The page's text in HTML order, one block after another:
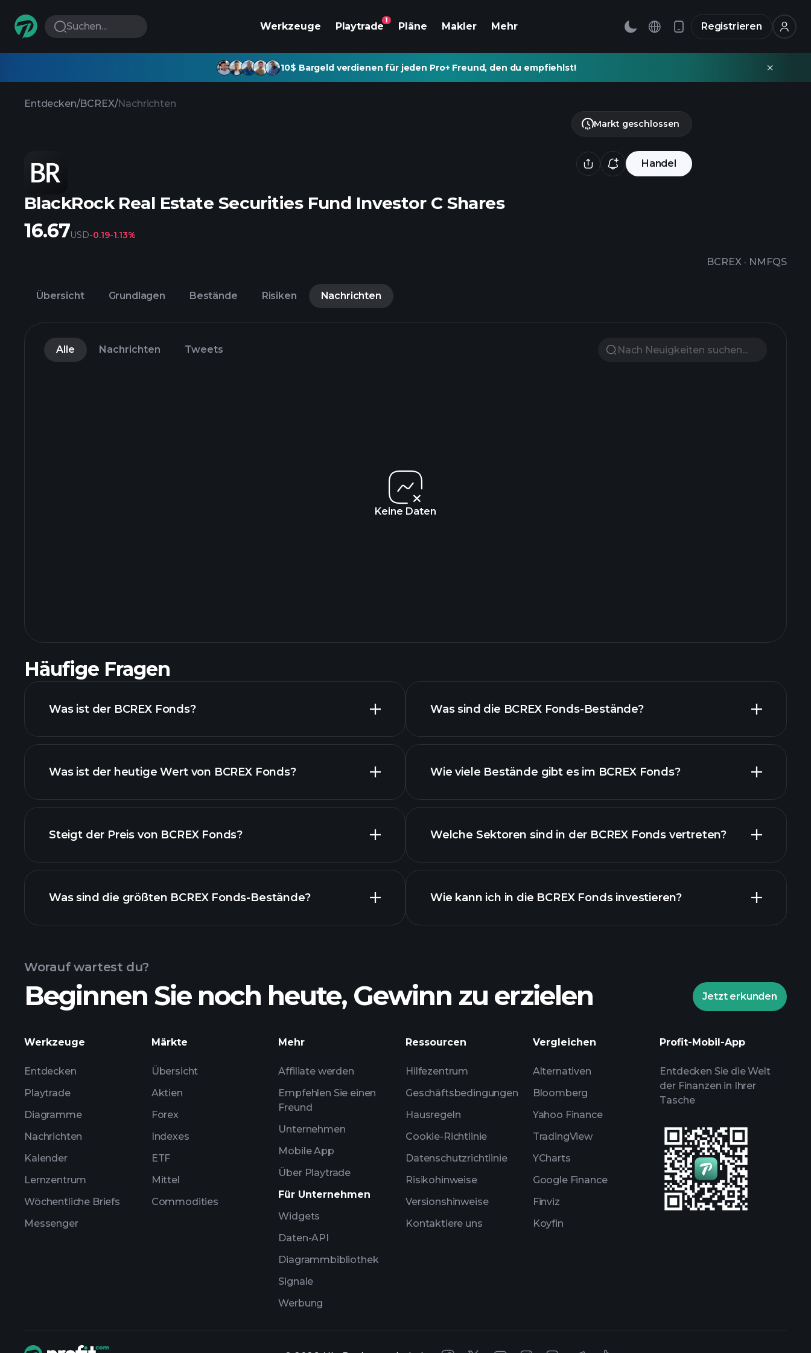
Suchen... Werkzeuge Playtrade
1
Pläne Makler Mehr Registrieren
10$ Bargeld verdienen für jeden Pro+ Freund, den du empfiehlst!
Entdecken/BCREX/Nachrichten
Handel
BlackRock Real Estate Securities Fund Investor C Shares
BCREX · NMFQS
Markt geschlossen
16.67USD-0.19-1.13%
Übersicht Grundlagen Bestände Risiken Nachrichten
Alle Nachrichten Tweets
Keine Daten
Häufige Fragen
Was ist der BCREX Fonds?
Was ist der heutige Wert von BCREX Fonds?
fortgeschrittenen Chart
Steigt der Preis von BCREX Fonds?
BCREX Fonds-Chart
Was sind die größten BCREX Fonds-Bestände?
Bestände
Was sind die BCREX Fonds-Bestände?
Bestände
Wie viele Bestände gibt es im BCREX Fonds?
Welche Sektoren sind in der BCREX Fonds vertreten?
Wie kann ich in die BCREX Fonds investieren?
empfohlenen Broker
Worauf wartest du?
Beginnen Sie noch heute, Gewinn zu erzielen Jetzt erkunden
Werkzeuge
Entdecken
Playtrade
Diagramme
Nachrichten
Kalender
Lernzentrum
Wöchentliche Briefs
Messenger
Märkte
Übersicht
Aktien
Forex
Indexes
ETF
Mittel
Commodities
Mehr
Affiliate werden
Empfehlen Sie einen
Freund
Unternehmen
Mobile App
Über Playtrade
Für Unternehmen
Widgets
Daten-API
Diagrammbibliothek
Signale
Werbung
Ressourcen
Hilfezentrum
Geschäftsbedingungen
Hausregeln
Cookie-Richtlinie
Datenschutzrichtlinie
Risikohinweise
Versionshinweise
Kontaktiere uns
Vergleichen
Alternativen
Bloomberg
Yahoo Finance
TradingView
YCharts
Google Finance
Finviz
Koyfin
Profit-Mobil-App
Entdecken Sie die Welt
der Finanzen in Ihrer
Tasche